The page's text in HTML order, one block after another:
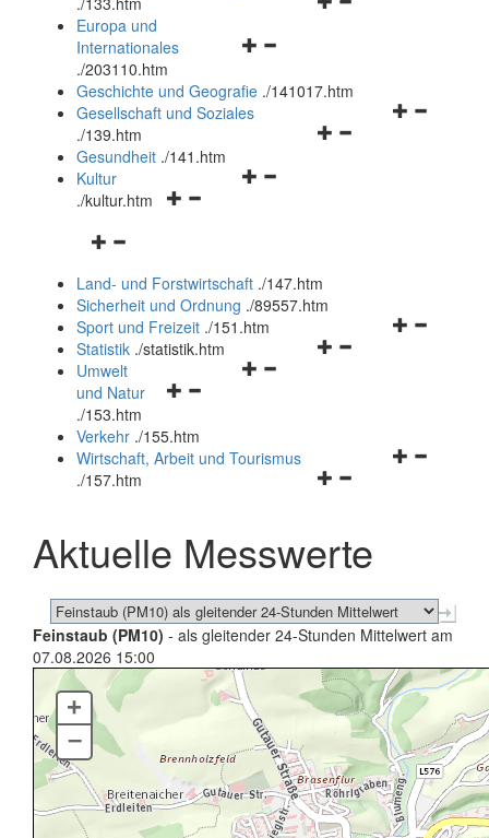
Navigationsmenü
und
schließen
Europa und
Internationales
./203110.htm
Geschichte und Geografie ./141017.htm
Navigationsmenü
Gesellschaft und Soziales
./139.htm
Navigationsmenü
Gesundheit ./141.htm
Navigationsmenü
Kultur
./kultur.htm
Navigationsmenü
und
schließen
Land- und Forstwirtschaft ./147.htm
Sicherheit und Ordnung ./89557.htm
Navigationsmenü
Sport und Freizeit ./151.htm
Navigationsmenü
Statistik ./statistik.htm
Navigationsmenü
und
schließen
Umwelt
und Natur
./153.htm
Verkehr ./155.htm
Navigationsmenü
schließen
Wirtschaft, Arbeit und Tourismus
./157.htm
Aktuelle Messwerte
Feinstaub (PM10) - als gleitender 24-Stunden Mittelwert am
07.08.2026 15:00
+
–